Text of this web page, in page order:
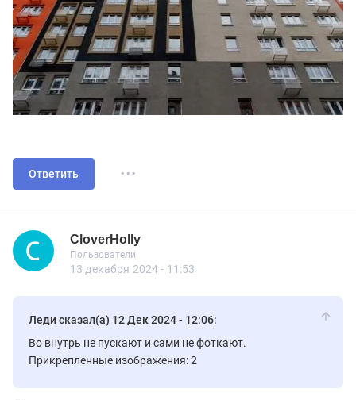
Ответить ...
CloverHolly
CloverHolly
Пользователи
Новичок
Пользователи
1 сообщений
13 декабря 2024 - 11:53
Леди сказал(а) 12 Дек 2024 - 12:06:
Во внутрь не пускают и сами не фоткают.
Прикрепленные изображения: 2